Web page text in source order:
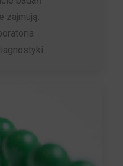
zajmują: